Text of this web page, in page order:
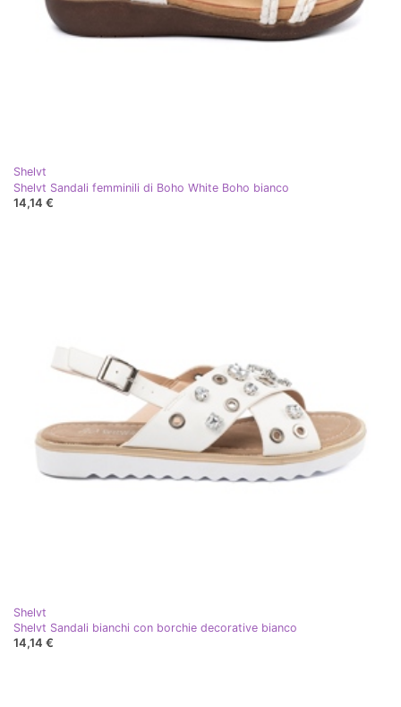
Shelvt
Shelvt Sandali femminili di Boho White Boho bianco
14,14 €
Shelvt
Shelvt Sandali bianchi con borchie decorative bianco
14,14 €